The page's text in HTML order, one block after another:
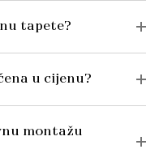
tapete?
u cijenu?
montažu